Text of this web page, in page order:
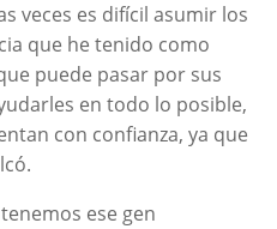
veces es difícil asumir los
que he tenido como
puede pasar por sus
en todo lo posible,
con confianza, ya que
ese gen